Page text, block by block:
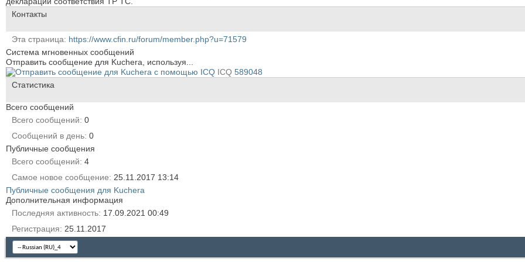
Контакты
Эта страница
https://www.cfin.ru/forum/member.php?u=71579
Система мгновенных сообщений
Отправить сообщение для Kuchera, используя...
ICQ 589048
Статистика
Всего сообщений
Всего сообщений 0
Сообщений в день 0
Публичные сообщения
Всего сообщений 4
Самое новое сообщение
25.11.2017 13:14
Публичные сообщения для Kuchera
Дополнительная информация
Последняя активность 17.09.2021 00:49
Регистрация
25.11.2017